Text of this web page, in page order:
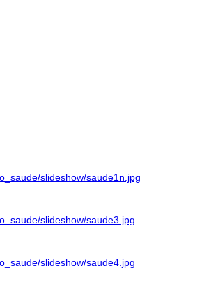
slideshow/saude1n.jpg
slideshow/saude3.jpg
slideshow/saude4.jpg